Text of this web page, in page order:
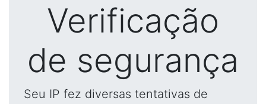
Verificação
de segurança
Seu IP fez diversas tentativas de